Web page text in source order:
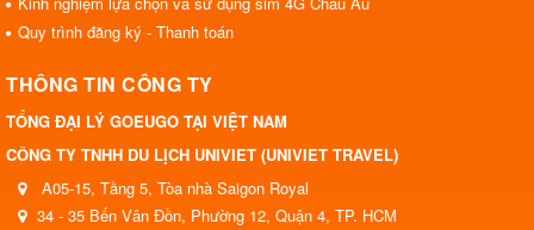
Quy trình đăng ký - Thanh toán
THÔNG TIN CÔNG TY
TỔNG ĐẠI LÝ GOEUGO TẠI VIỆT NAM
CÔNG TY TNHH DU LỊCH UNIVIET (UNIVIET TRAVEL)
A05-15, Tầng 5, Tòa nhà Saigon Royal
34 - 35 Bến Vân Đồn, Phường 12, Quận 4, TP. HCM